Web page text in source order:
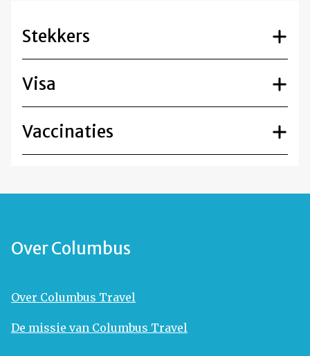
Stekkers
Visa
Vaccinaties
Over Columbus
Over Columbus Travel
De missie van Columbus Travel